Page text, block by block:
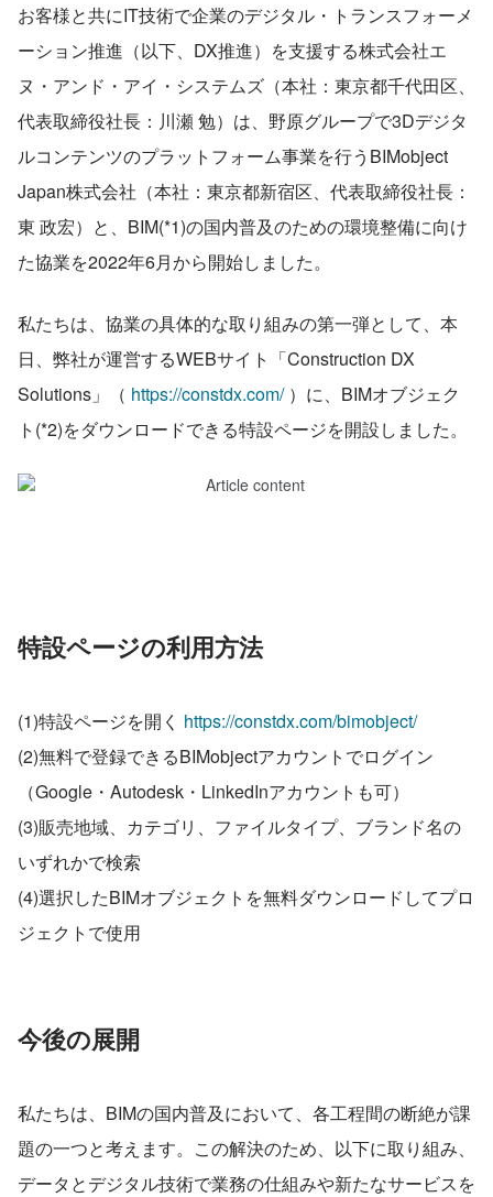
お客様と共にIT技術で企業のデジタル・トランスフォーメ
ーション推進（以下、DX推進）を支援する株式会社エ
ヌ・アンド・アイ・システムズ（本社：東京都千代田区、
代表取締役社長：川瀬 勉）は、野原グループで3Dデジタ
ルコンテンツのプラットフォーム事業を行うBIMobject
Japan株式会社（本社：東京都新宿区、代表取締役社長：
東 政宏）と、BIM(*1)の国内普及のための環境整備に向け
た協業を2022年6月から開始しました。
私たちは、協業の具体的な取り組みの第一弾として、本
日、弊社が運営するWEBサイト「Construction DX
Solutions」（ https://constdx.com/ ）に、BIMオブジェク
ト(*2)をダウンロードできる特設ページを開設しました。
特設ページの利用方法
(1)特設ページを開く https://constdx.com/bimobject/
(2)無料で登録できるBIMobjectアカウントでログイン
（Google・Autodesk・LinkedInアカウントも可）
(3)販売地域、カテゴリ、ファイルタイプ、ブランド名の
いずれかで検索
(4)選択したBIMオブジェクトを無料ダウンロードしてプロ
ジェクトで使用
今後の展開
私たちは、BIMの国内普及において、各工程間の断絶が課
題の一つと考えます。この解決のため、以下に取り組み、
データとデジタル技術で業務の仕組みや新たなサービスを